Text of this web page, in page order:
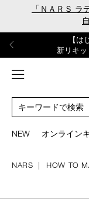
「ＮＡＲＳ
新リキッ
【は
新リキ
【
【ギ
カラーア
【ポ
メニュー
NEW オンライン
ロ
グ
検
can
tab
NARS HOW TO